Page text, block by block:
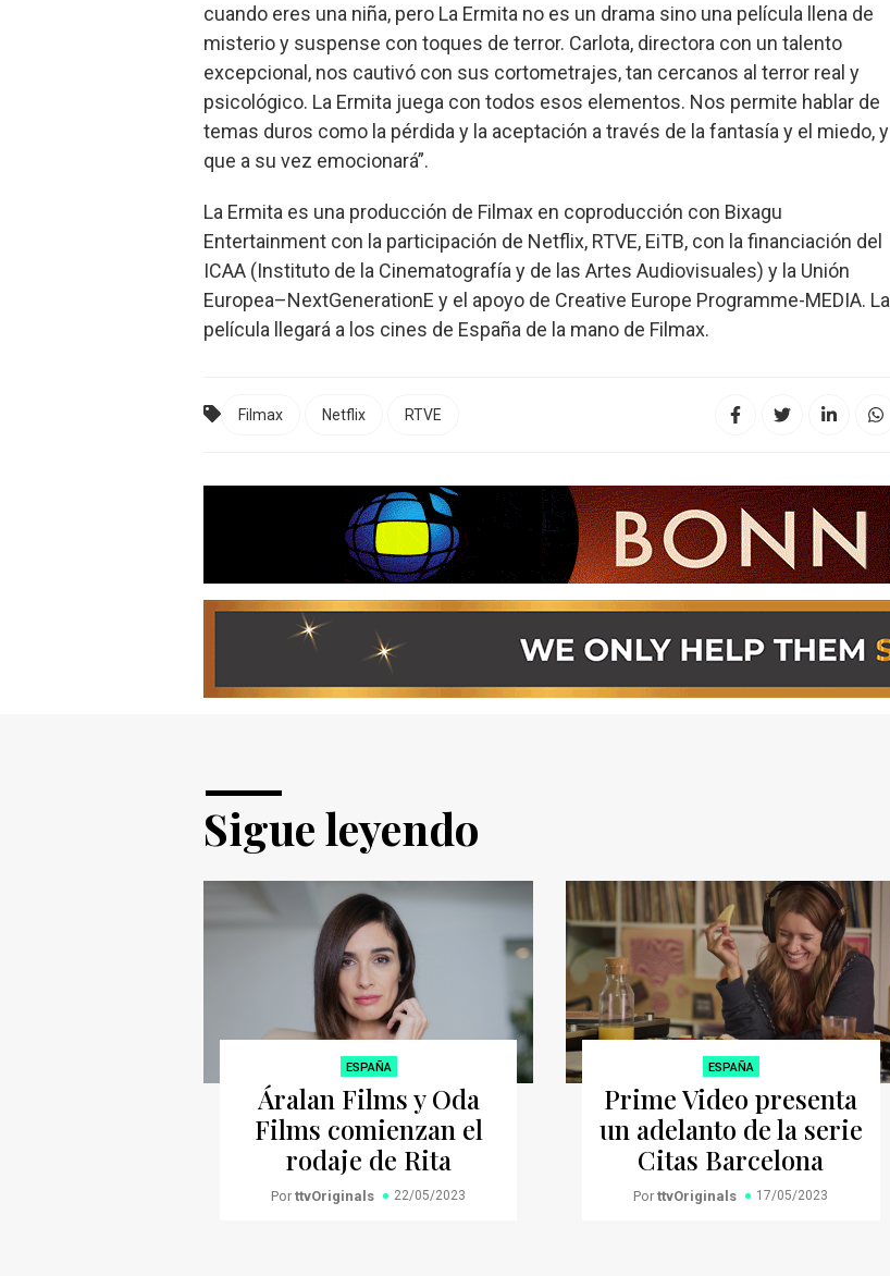
cuando eres una niña, pero La Ermita no es un drama sino una película llena de
misterio y suspense con toques de terror. Carlota, directora con un talento
excepcional, nos cautivó con sus cortometrajes, tan cercanos al terror real y
psicológico. La Ermita juega con todos esos elementos. Nos permite hablar de
temas duros como la pérdida y la aceptación a través de la fantasía y el miedo, y
que a su vez emocionará”.
La Ermita es una producción de Filmax en coproducción con Bixagu
Entertainment con la participación de Netflix, RTVE, EiTB, con la financiación del
ICAA (Instituto de la Cinematografía y de las Artes Audiovisuales) y la Unión
Europea–NextGenerationE y el apoyo de Creative Europe Programme-MEDIA. La
película llegará a los cines de España de la mano de Filmax.
Filmax Netflix RTVE
Sigue leyendo
ESPAÑA
Áralan Films y Oda
Films comienzan el
rodaje de Rita
PorttvOriginals 22/05/2023
ESPAÑA
Prime Video presenta
un adelanto de la serie
Citas Barcelona
PorttvOriginals 17/05/2023